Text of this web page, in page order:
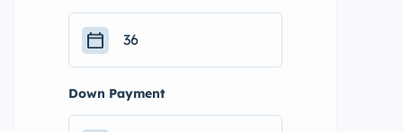
Down Payment